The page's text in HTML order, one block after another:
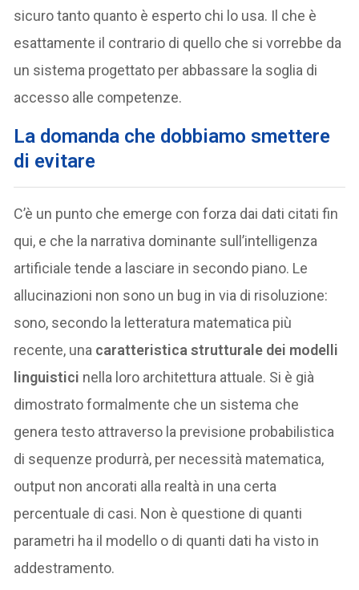
sicuro tanto quanto è esperto chi lo usa. Il che è
esattamente il contrario di quello che si vorrebbe da
un sistema progettato per abbassare la soglia di
accesso alle competenze.
La domanda che dobbiamo smettere
di evitare
C’è un punto che emerge con forza dai dati citati fin
qui, e che la narrativa dominante sull’intelligenza
artificiale tende a lasciare in secondo piano. Le
allucinazioni non sono un bug in via di risoluzione:
sono, secondo la letteratura matematica più
recente, una caratteristica strutturale dei modelli
linguistici nella loro architettura attuale. Si è già
dimostrato formalmente che un sistema che
genera testo attraverso la previsione probabilistica
di sequenze produrrà, per necessità matematica,
output non ancorati alla realtà in una certa
percentuale di casi. Non è questione di quanti
parametri ha il modello o di quanti dati ha visto in
addestramento.